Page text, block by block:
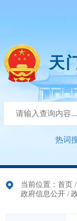
天
热词
当前位置： 首页 /
政府信息公开 /